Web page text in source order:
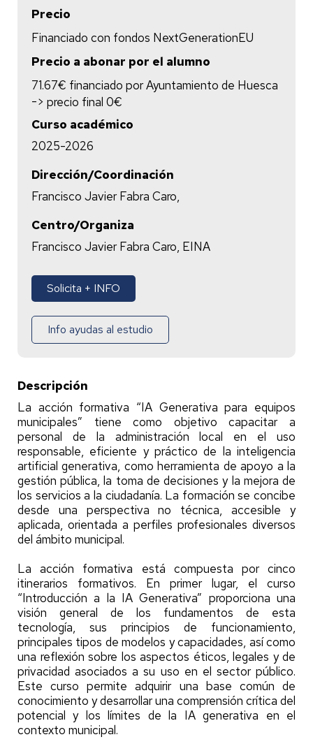
Precio
Financiado con fondos NextGenerationEU
Precio a abonar por el alumno
71.67€ financiado por Ayuntamiento de Huesca
-> precio final 0€
Curso académico
2025-2026
Dirección/Coordinación
Francisco Javier Fabra Caro,
Centro/Organiza
Francisco Javier Fabra Caro, EINA
Solicita + INFO
Info ayudas al estudio
Descripción
La acción formativa “IA Generativa para equipos
municipales” tiene como objetivo capacitar a
personal de la administración local en el uso
responsable, eficiente y práctico de la inteligencia
artificial generativa, como herramienta de apoyo a la
gestión pública, la toma de decisiones y la mejora de
los servicios a la ciudadanía. La formación se concibe
desde una perspectiva no técnica, accesible y
aplicada, orientada a perfiles profesionales diversos
del ámbito municipal.
La acción formativa está compuesta por cinco
itinerarios formativos. En primer lugar, el curso
“Introducción a la IA Generativa” proporciona una
visión general de los fundamentos de esta
tecnología, sus principios de funcionamiento,
principales tipos de modelos y capacidades, así como
una reflexión sobre los aspectos éticos, legales y de
privacidad asociados a su uso en el sector público.
Este curso permite adquirir una base común de
conocimiento y desarrollar una comprensión crítica del
potencial y los límites de la IA generativa en el
contexto municipal.